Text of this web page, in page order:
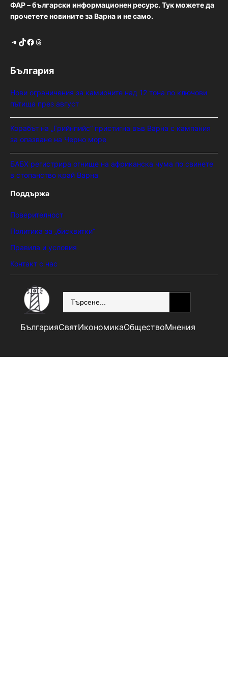
ФАР – български информационен ресурс. Тук можете да
прочетете новините за Варна и не само.
Telegram TikTok Facebook Threads
България
Нови ограничения за камионите над 12 тона по ключови
пътища през август
Корабът на „Грийнпийс“ пристигна във Варна с кампания
за опазване на Черно море
БАБХ регистрира огнище на африканска чума по свинете
в стопанство край Варна
Поддържа
Поверителност
Политика за „бисквитки“
Правила и условия
Контакт с нас
БългарияСвятИкономикаОбществоМнения